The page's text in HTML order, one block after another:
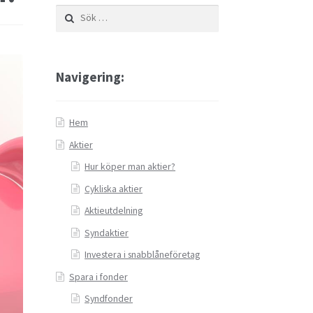
Sök
efter:
Navigering:
Hem
Aktier
Hur köper man aktier?
Cykliska aktier
Aktieutdelning
Syndaktier
Investera i snabblåneföretag
Spara i fonder
Syndfonder